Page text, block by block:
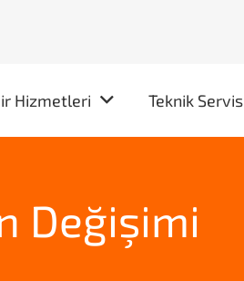
Hizmetleri Teknik Servis
Değişimi